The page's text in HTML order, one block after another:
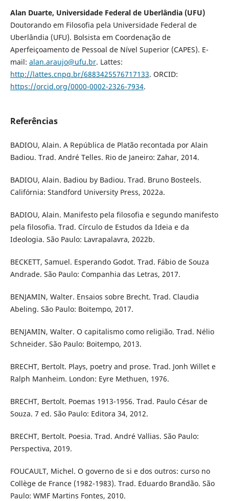
Alan Duarte, Universidade Federal de Uberlândia (UFU)
Doutorando em Filosofia pela Universidade Federal de
Uberlândia (UFU). Bolsista em Coordenação de
Aperfeiçoamento de Pessoal de Nível Superior (CAPES). E-
mail: alan.araujo@ufu.br. Lattes:
http://lattes.cnpq.br/6883425576717133. ORCID:
https://orcid.org/0000-0002-2326-7934.
Referências
BADIOU, Alain. A República de Platão recontada por Alain
Badiou. Trad. André Telles. Rio de Janeiro: Zahar, 2014.
BADIOU, Alain. Badiou by Badiou. Trad. Bruno Bosteels.
Califórnia: Standford University Press, 2022a.
BADIOU, Alain. Manifesto pela filosofia e segundo manifesto
pela filosofia. Trad. Círculo de Estudos da Ideia e da
Ideologia. São Paulo: Lavrapalavra, 2022b.
BECKETT, Samuel. Esperando Godot. Trad. Fábio de Souza
Andrade. São Paulo: Companhia das Letras, 2017.
BENJAMIN, Walter. Ensaios sobre Brecht. Trad. Claudia
Abeling. São Paulo: Boitempo, 2017.
BENJAMIN, Walter. O capitalismo como religião. Trad. Nélio
Schneider. São Paulo: Boitempo, 2013.
BRECHT, Bertolt. Plays, poetry and prose. Trad. Jonh Willet e
Ralph Manheim. London: Eyre Methuen, 1976.
BRECHT, Bertolt. Poemas 1913-1956. Trad. Paulo César de
Souza. 7 ed. São Paulo: Editora 34, 2012.
BRECHT, Bertolt. Poesia. Trad. André Vallias. São Paulo:
Perspectiva, 2019.
FOUCAULT, Michel. O governo de si e dos outros: curso no
Collège de France (1982-1983). Trad. Eduardo Brandão. São
Paulo: WMF Martins Fontes, 2010.